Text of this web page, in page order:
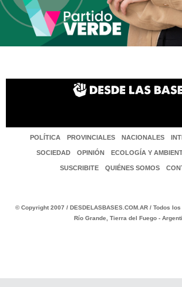
POLÍTICA PROVINCIALES NACIONALES
SOCIEDAD OPINIÓN ECOLOGÍA Y
SUSCRIBITE QUIÉNES SOMOS
© Copyright 2007 / DESDELASBASES.COM.AR / Todos
Río Grande, Tierra del Fuego -